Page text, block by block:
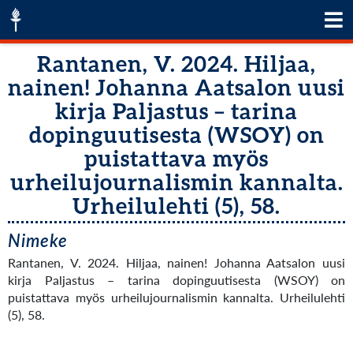
Rantanen, V. 2024. Hiljaa,
nainen! Johanna Aatsalon uusi
kirja Paljastus – tarina
dopinguutisesta (WSOY) on
puistattava myös
urheilujournalismin kannalta.
Urheilulehti (5), 58.
Nimeke
Rantanen, V. 2024. Hiljaa, nainen! Johanna Aatsalon uusi
kirja Paljastus – tarina dopinguutisesta (WSOY) on
puistattava myös urheilujournalismin kannalta. Urheilulehti
(5), 58.